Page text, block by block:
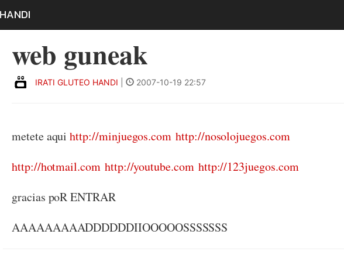
web guneak
IRATI GLUTEO HANDI 2007-10-19 22:57
metete aquihttp://minjuegos.com http://nosolojuegos.com
http://hotmail.com http://youtube.com http://123juegos.com
gracias poR ENTRAR
AAAAAAAAADDDDDDIIOOOOOSSSSSSS